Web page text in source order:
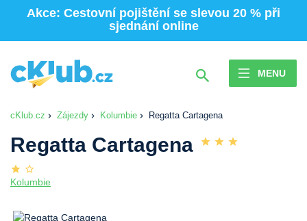
Akce: Cestovní pojištění se slevou 20 % při
sjednání online
MENU
cKlub.cz Zájezdy Kolumbie Regatta Cartagena
Regatta Cartagena
Kolumbie